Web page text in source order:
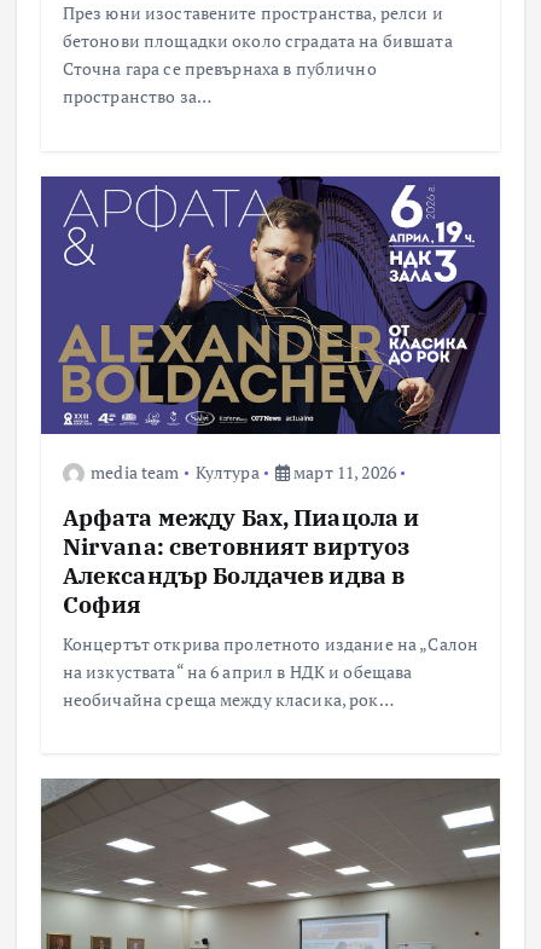
През юни изоставените пространства, релси и
бетонови площадки около сградата на бившата
Сточна гара се превърнаха в публично
пространство за…
media team Култура март 11, 2026
Арфата между Бах, Пиацола и
Nirvana: световният виртуоз
Александър Болдачев идва в
София
Концертът открива пролетното издание на „Салон
на изкуствата“ на 6 април в НДК и обещава
необичайна среща между класика, рок…